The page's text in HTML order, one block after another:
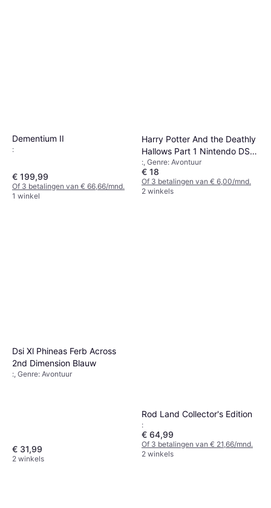
Dementium II
:
€ 199,99
Of 3 betalingen van € 66,66/mnd.
1 winkel
Harry Potter And the Deathly
Hallows Part 1 Nintendo DS
PAL
:, Genre: Avontuur
€ 18
Of 3 betalingen van € 6,00/mnd.
2 winkels
Dsi Xl Phineas Ferb Across
2nd Dimension Blauw
:, Genre: Avontuur
€ 31,99
2 winkels
Rod Land Collector's Edition
:
€ 64,99
Of 3 betalingen van € 21,66/mnd.
2 winkels